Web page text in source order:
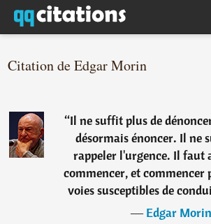
Citation de Edgar Morin
“Il ne suffit plus de
désormais énoncer. Il ne
rappeler l'urgence. Il faut
commencer, et commencer
voies susceptibles de
―Edgar Morin